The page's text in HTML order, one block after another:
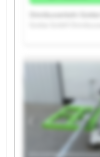
Omnibusverkehr
Omnibusverkehr
Grebe GmbH
Omnibusverkehr
Grebe GmbH
Omnibusverkehr
Grebe GmbH
Omnibusverkehr
Grebe GmbH
Omnibusverkehr
Grebe GmbH